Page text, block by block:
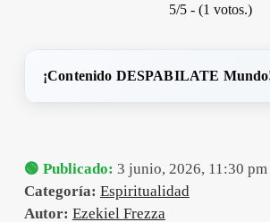
5/5 - (1 votos.)
¡Contenido DESPABILATE
🟢 Publicado: 3 junio, 2026, 11:30 pm
Categoría: Espiritualidad
Autor: Ezekiel Frezza